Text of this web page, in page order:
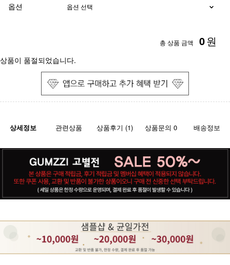
옵션
총 상품 금액 0원
상품이 품절되었습니다.
상세정보 관련상품 상품후기 (1) 상품문의 0 배송정보